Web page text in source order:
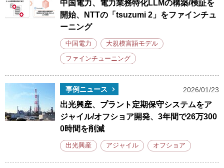
中国電力、電力業務特化LLMの構築/検証を
開始、NTTの「tsuzumi 2」をファインチュ
ーニング
中国電力 大規模言語モデル
ファインチューニング
事例ニュース 2026/01/23
出光興産、プラント定期保守システムをア
ジャイル/オフショア開発、3年間で26万300
0時間を削減
出光興産 アジャイル オフショア